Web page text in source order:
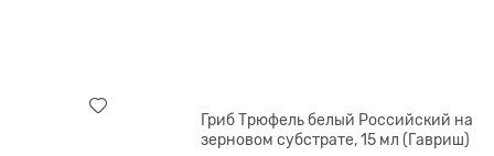
Гриб Трюфель белый Российский на
зерновом субстрате, 15 мл (Гавриш)